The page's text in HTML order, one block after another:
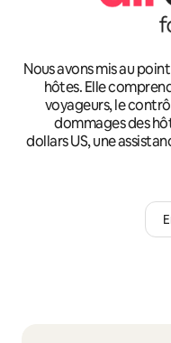
Nous avons mis au
hôtes. Elle
voyageurs, le
dommages des
dollars US, une